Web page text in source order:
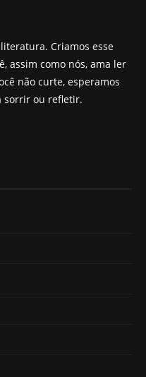
Criamos esse
assim como nós, ama ler
não curte, esperamos
sorrir ou refletir.